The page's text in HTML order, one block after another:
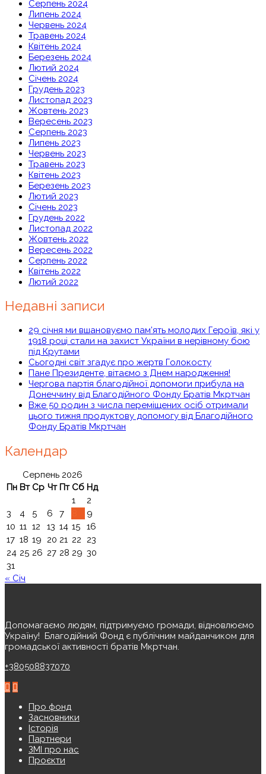
Серпень 2024
Липень 2024
Червень 2024
Травень 2024
Квітень 2024
Березень 2024
Лютий 2024
Січень 2024
Грудень 2023
Листопад 2023
Жовтень 2023
Вересень 2023
Серпень 2023
Липень 2023
Червень 2023
Травень 2023
Квітень 2023
Березень 2023
Лютий 2023
Січень 2023
Грудень 2022
Листопад 2022
Жовтень 2022
Вересень 2022
Серпень 2022
Квітень 2022
Лютий 2022
Недавні записи
29 січня ми вшановуємо пам’ять молодих Героїв, які у
1918 році стали на захист України в нерівному бою
під Крутами
Сьогодні світ згадує про жертв Голокосту
Пане Президенте, вітаємо з Днем народження!
Чергова партія благодійної допомоги прибула на
Донеччину від Благодійного Фонду Братів Мкртчан
Вже 50 родин з числа переміщених осіб отримали
цього тижня продуктову допомогу від Благодійного
Фонду Братів Мкртчан
Календар
Серпень 2026
Пн Вт Ср Чт Пт Сб Нд
1
2
3
4 5 6 7
9
10 11 12 13 14 15
16
17 18 19 20 21 22
23
24 25 26 27 28 29 30
31
« Січ
Допомагаємо людям, підтримуємо громади, відновлюємо
Україну! ️ Благодійний Фонд є публічним майданчиком для
громадської активності братів Мкртчан.
+380508837070
Про фонд
Засновники
Історія
Партнери
ЗМІ про нас
Проєкти